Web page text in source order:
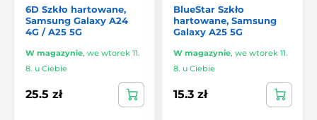
6D Szkło hartowane,
Samsung Galaxy A24
4G / A25 5G
W magazynie, we wtorek 11.
8. u Ciebie
25.5 zł
BlueStar Szkło
hartowane, Samsung
Galaxy A25 5G
W magazynie, we wtorek 11.
8. u Ciebie
15.3 zł